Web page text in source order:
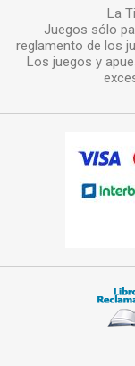
La
Juegos sólo
reglamento de los
Los juegos y